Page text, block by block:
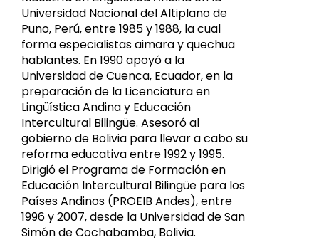
Universidad Nacional del Altiplano de
Puno, Perú, entre 1985 y 1988, la cual
forma especialistas aimara y quechua
hablantes. En 1990 apoyó a la
Universidad de Cuenca, Ecuador, en la
preparación de la Licenciatura en
Lingüística Andina y Educación
Intercultural Bilingüe. Asesoró al
gobierno de Bolivia para llevar a cabo su
reforma educativa entre 1992 y 1995.
Dirigió el Programa de Formación en
Educación Intercultural Bilingüe para los
Países Andinos (PROEIB Andes), entre
1996 y 2007, desde la Universidad de San
Simón de Cochabamba, Bolivia.